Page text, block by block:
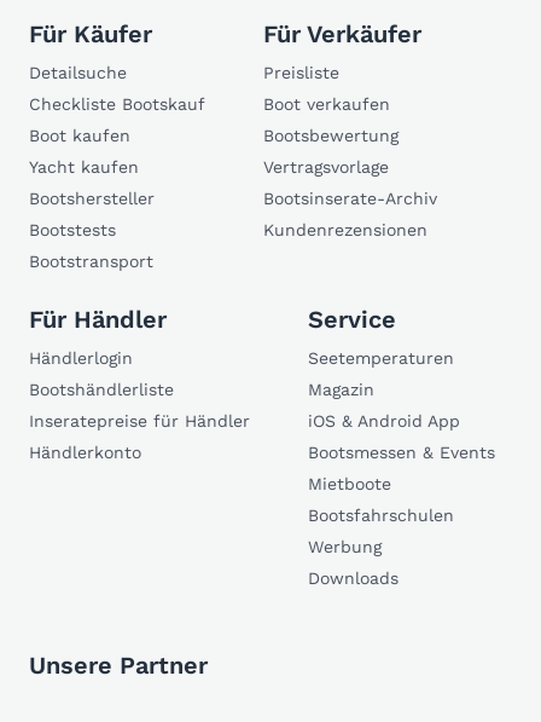
Für Käufer
Detailsuche
Checkliste Bootskauf
Boot kaufen
Yacht kaufen
Bootshersteller
Bootstests
Bootstransport
Für Verkäufer
Preisliste
Boot verkaufen
Bootsbewertung
Vertragsvorlage
Bootsinserate-Archiv
Kundenrezensionen
Für Händler
Händlerlogin
Bootshändlerliste
Inseratepreise für Händler
Händlerkonto
Service
Seetemperaturen
Magazin
iOS & Android App
Bootsmessen & Events
Mietboote
Bootsfahrschulen
Werbung
Downloads
Unsere Partner